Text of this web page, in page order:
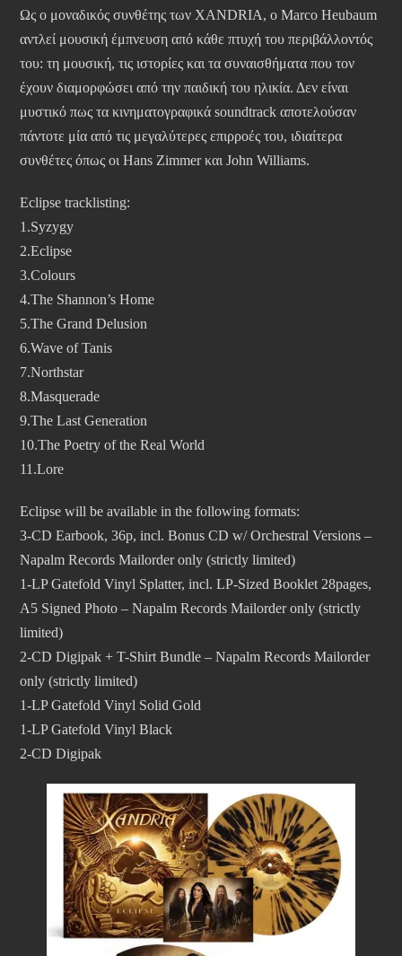
Ως ο μοναδικός συνθέτης των XANDRIA, ο Marco Heubaum
αντλεί μουσική έμπνευση από κάθε πτυχή του περιβάλλοντός
του: τη μουσική, τις ιστορίες και τα συναισθήματα που τον
έχουν διαμορφώσει από την παιδική του ηλικία. Δεν είναι
μυστικό πως τα κινηματογραφικά soundtrack αποτελούσαν
πάντοτε μία από τις μεγαλύτερες επιρροές του, ιδιαίτερα
συνθέτες όπως οι Hans Zimmer και John Williams.
Eclipse tracklisting:
1.Syzygy
2.Eclipse
3.Colours
4.The Shannon’s Home
5.The Grand Delusion
6.Wave of Tanis
7.Northstar
8.Masquerade
9.The Last Generation
10.The Poetry of the Real World
11.Lore
Eclipse will be available in the following formats:
3-CD Earbook, 36p, incl. Bonus CD w/ Orchestral Versions –
Napalm Records Mailorder only (strictly limited)
1-LP Gatefold Vinyl Splatter, incl. LP-Sized Booklet 28pages,
A5 Signed Photo – Napalm Records Mailorder only (strictly
limited)
2-CD Digipak + T-Shirt Bundle – Napalm Records Mailorder
only (strictly limited)
1-LP Gatefold Vinyl Solid Gold
1-LP Gatefold Vinyl Black
2-CD Digipak